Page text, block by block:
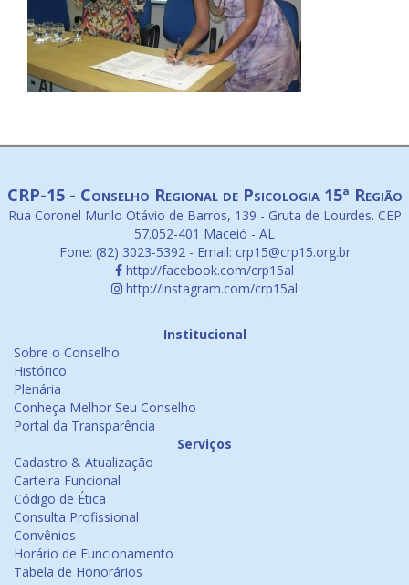
CRP-15 - Conselho Regional de Psicologia 15ª Região
Rua Coronel Murilo Otávio de Barros, 139 - Gruta de Lourdes. CEP
57.052-401 Maceió - AL
Fone: (82) 3023-5392 - Email: crp15@crp15.org.br
http://facebook.com/crp15al
http://instagram.com/crp15al
Institucional
Sobre o Conselho
Histórico
Plenária
Conheça Melhor Seu Conselho
Portal da Transparência
Serviços
Cadastro & Atualização
Carteira Funcional
Código de Ética
Consulta Profissional
Convênios
Horário de Funcionamento
Tabela de Honorários